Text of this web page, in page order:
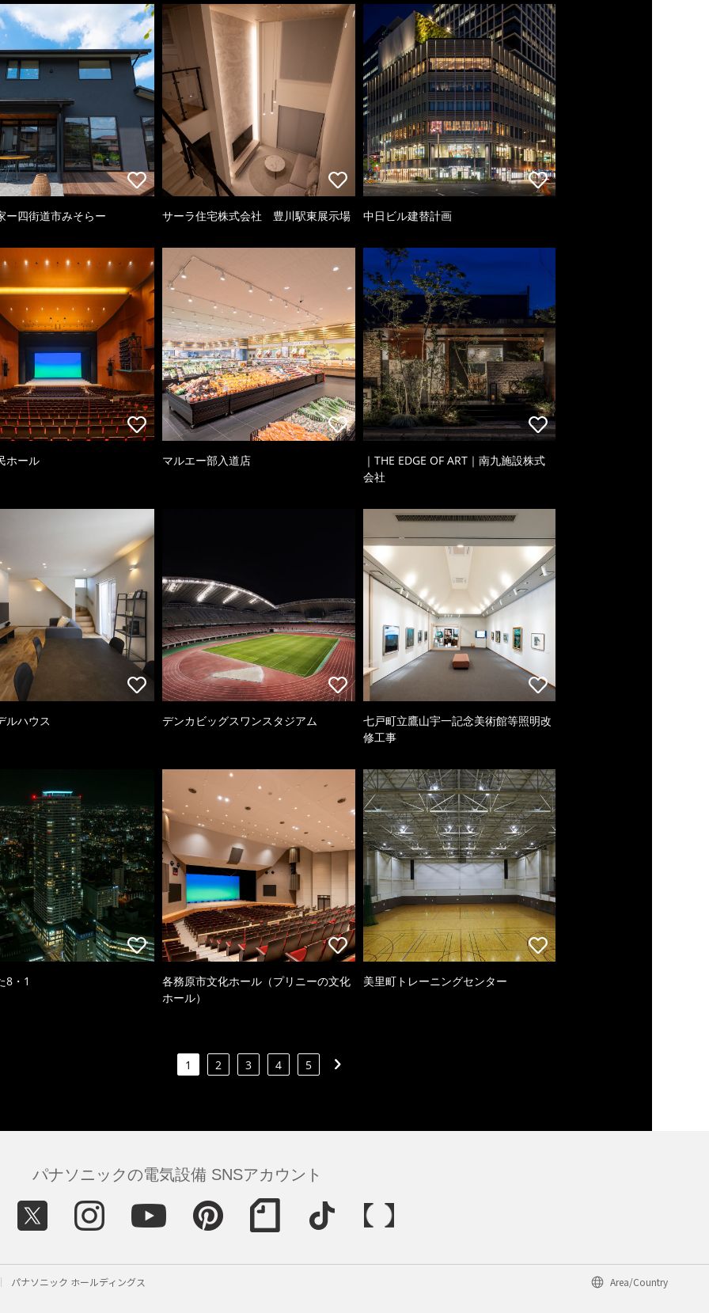
ー四街道市みそらー サーラ住宅株式会社 豊川駅東展示場 中日ビル建替計画
ホール マルエー部入道店
｜THE EDGE OF ART｜南九施設株式
会社
ルハウス デンカビッグスワンスタジアム
七戸町立鷹山宇一記念美術館等照明改
修工事
8・1
各務原市文化ホール（プリニーの文化
ホール）
美里町トレーニングセンター
1 2 3 4 5
パナソニックの電気設備 SNSアカウント
パナソニック ホールディングス Area/Country